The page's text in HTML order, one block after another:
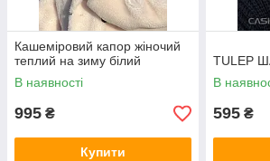
Кашеміровий капор жіночий
теплий на зиму білий
В наявності
995 ₴
Купити
TULEP
В
595 ₴